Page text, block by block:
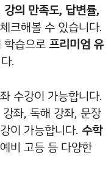
강의 만족도, 답변률,
크해볼 수 있습니다.
학습으로 프리미엄 유
.
수강이 가능합니다.
좌, 독해 강좌, 문장
이 가능합니다. 수학
비 고등 등 다양한